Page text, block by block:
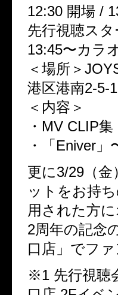
12:30 開場 /
先行視聴スタ
13:45〜カラ
＜場所＞
港区港南2-5-
＜内容＞
・MV CLIP
・「Eniver
更に3/29（
ットをお持
用された方
2周年の記念
口店」でフ
※1 先行視聴